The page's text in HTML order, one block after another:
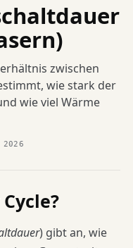
zwischen
wie stark der
wie viel Wärme
) gibt an, wie